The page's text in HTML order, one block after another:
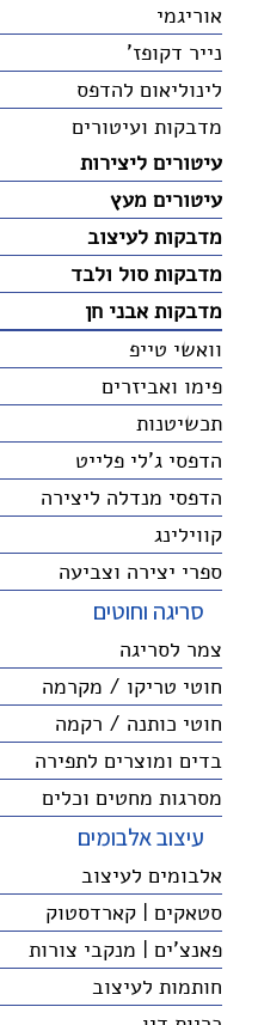
אוריגמי
נייר דקופז'
לינוליאום להדפס
מדבקות ועיטורים
עיטורים ליצירות
עיטורים מעץ
מדבקות לעיצוב
מדבקות סול ולבד
מדבקות אבני חן
וואשי טייפ
פימו ואביזרים
תכשיטנות
הדפסי ג'לי פלייט
הדפסי מנדלה ליצירה
קווילינג
ספרי יצירה וצביעה
סריגה וחוטים
צמר לסריגה
חוטי טריקו / מקרמה
חוטי כותנה / רקמה
בדים ומוצרים לתפירה
מסרגות מחטים וכלים
עיצוב אלבומים
אלבומים לעיצוב
סטאקים | קארדסטוק
פאנצ'ים | מנקבי צורות
חותמות לעיצוב